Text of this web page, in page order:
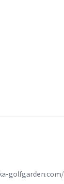
golfgarden.com/